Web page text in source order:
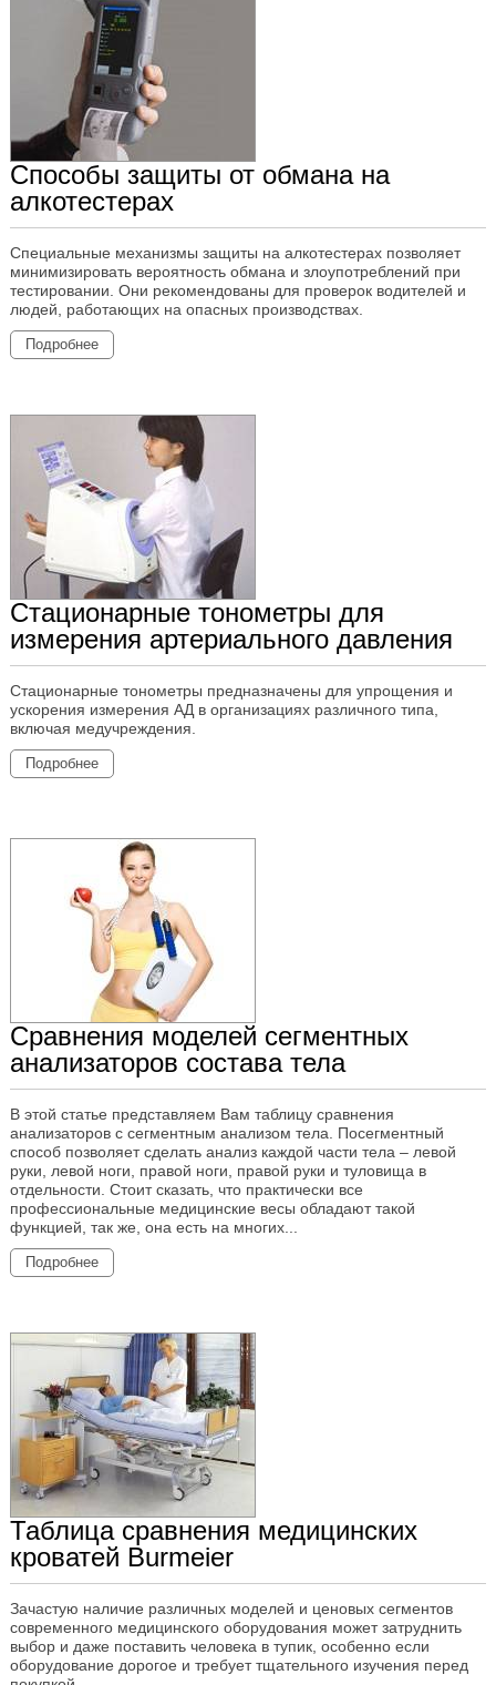
Способы защиты от обмана на
алкотестерах
Специальные механизмы защиты на алкотестерах позволяет
минимизировать вероятность обмана и злоупотреблений при
тестировании. Они рекомендованы для проверок водителей и
людей, работающих на опасных производствах.
Подробнее
Стационарные тонометры для
измерения артериального давления
Стационарные тонометры предназначены для упрощения и
ускорения измерения АД в организациях различного типа,
включая медучреждения.
Подробнее
Сравнения моделей сегментных
анализаторов состава тела
В этой статье представляем Вам таблицу сравнения
анализаторов с сегментным анализом тела. Посегментный
способ позволяет сделать анализ каждой части тела – левой
руки, левой ноги, правой ноги, правой руки и туловища в
отдельности. Стоит сказать, что практически все
профессиональные медицинские весы обладают такой
функцией, так же, она есть на многих...
Подробнее
Таблица сравнения медицинских
кроватей Burmeier
Зачастую наличие различных моделей и ценовых сегментов
современного медицинского оборудования может затруднить
выбор и даже поставить человека в тупик, особенно если
оборудование дорогое и требует тщательного изучения перед